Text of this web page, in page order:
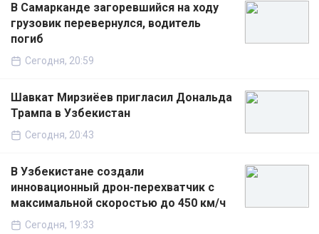
В Самарканде загоревшийся на ходу
грузовик перевернулся, водитель
погиб
Сегодня, 20:59
Шавкат Мирзиёев пригласил Дональда
Трампа в Узбекистан
Сегодня, 20:43
В Узбекистане создали
инновационный дрон-перехватчик с
максимальной скоростью до 450 км/ч
Сегодня, 19:33